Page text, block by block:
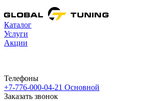
Каталог
Услуги
Акции
Телефоны
+7-776-000-04-21 Основной
Заказать звонок